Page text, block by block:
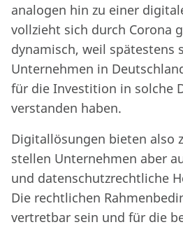
analogen hin zu einer
vollzieht sich durch Corona
dynamisch, weil spätestens
Unternehmen in
für die Investition in solche
verstanden haben.
Digitallösungen bieten also
stellen Unternehmen aber
und datenschutzrechtliche
Die rechtlichen
vertretbar sein und für die